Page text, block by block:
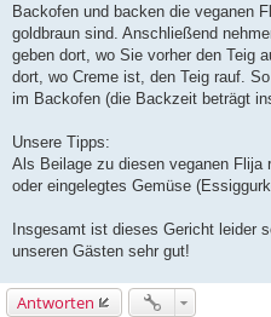
Backofen und backen die veganen
goldbraun sind. Anschließend
geben dort, wo Sie vorher den Teig
dort, wo Creme ist, den Teig rauf.
im Backofen (die Backzeit beträgt
Unsere Tipps:
Als Beilage zu diesen veganen Flija
oder eingelegtes Gemüse
Insgesamt ist dieses Gericht leider
unseren Gästen sehr gut!
Antworten